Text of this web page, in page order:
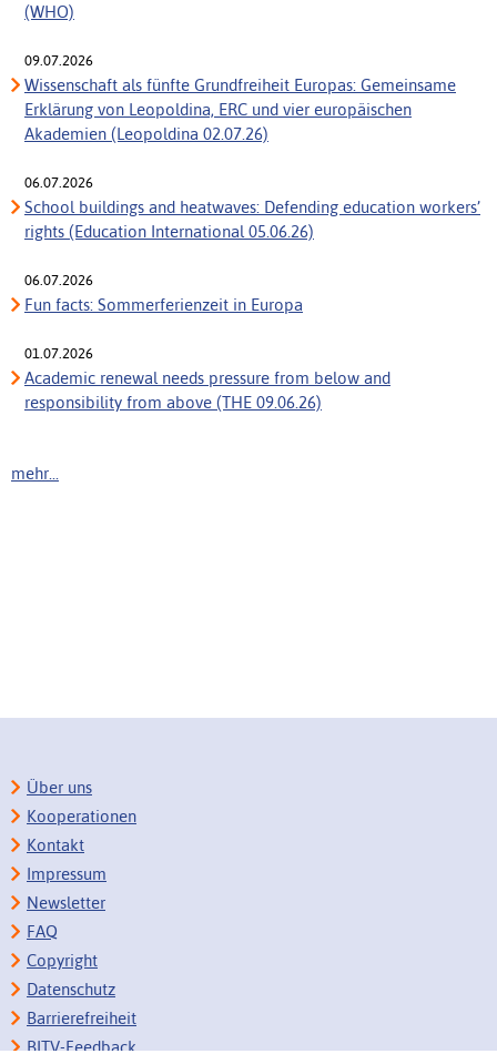
(WHO)
09.07.2026
Wissenschaft als fünfte Grundfreiheit Europas: Gemeinsame
Erklärung von Leopoldina, ERC und vier europäischen
Akademien (Leopoldina 02.07.26)
06.07.2026
School buildings and heatwaves: Defending education workers’
rights (Education International 05.06.26)
06.07.2026
Fun facts: Sommerferienzeit in Europa
01.07.2026
Academic renewal needs pressure from below and
responsibility from above (THE 09.06.26)
mehr...
Über uns
Kooperationen
Kontakt
Impressum
Newsletter
FAQ
Copyright
Datenschutz
Barrierefreiheit
BITV-Feedback